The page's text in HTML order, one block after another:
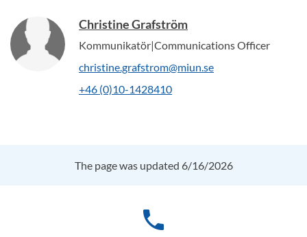
Christine Grafström
Kommunikatör|Communications Officer
christine.grafstrom@miun.se
+46 (0)10-1428410
The page was updated 6/16/2026
phone